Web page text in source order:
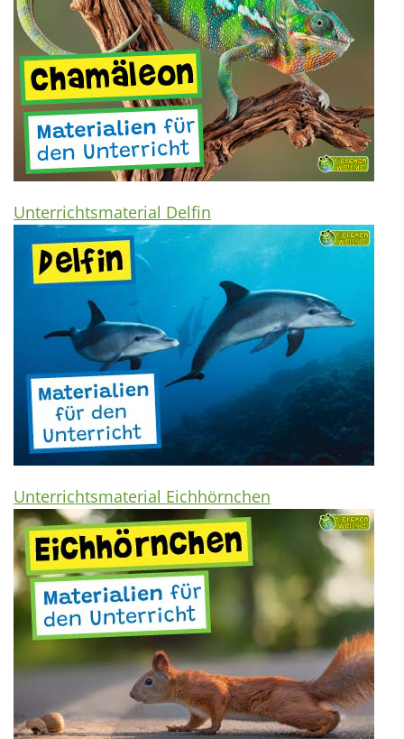
Unterrichtsmaterial Delfin
Unterrichtsmaterial Eichhörnchen